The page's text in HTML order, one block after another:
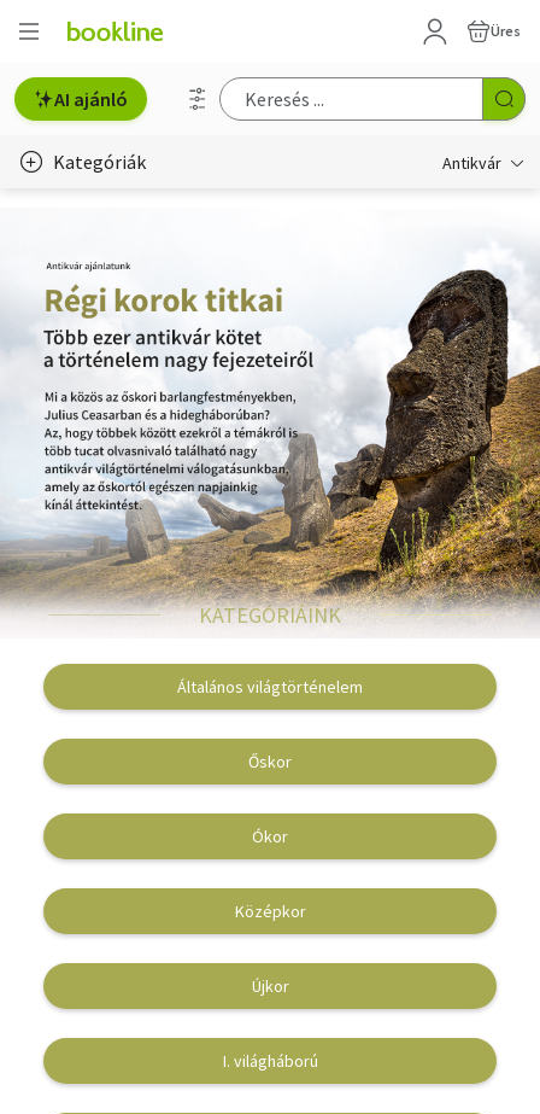
Üres
AI ajánló
Kategóriák Antikvár
Régi képeslap
Életmód, egészség
Erotika
Gyermek- és ifjúsági
Hobbi, szabadidő
Idegen nyelvű
Irodalom
Minikönyv
Művészet
Szótár, nyelvkönyv
Tankönyv, segédkönyv
Természettudomány
Történelem
KATEGÓRIÁINK
Általános világtörténelem
Őskor
Ókor
Középkor
Újkor
I. világháború